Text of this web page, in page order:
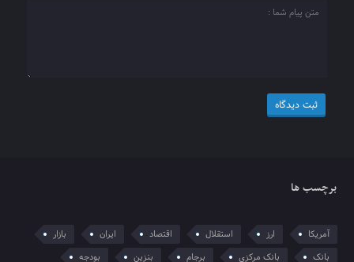
برچسب ها
آمریکا ارز استقلال اقتصاد ایران
بازار
بانک
بانک مرکزی برجام بنزین بودجه